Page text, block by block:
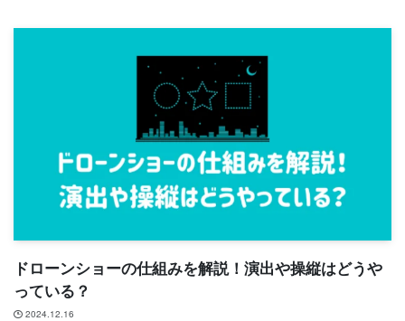
ドローンショーの仕組みを解説！演出や操縦はどうや
っている？
2024.12.16